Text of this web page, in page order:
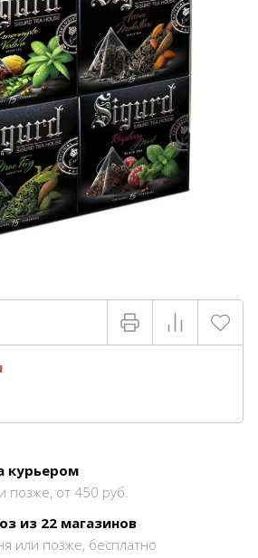
курьером
позже, от 450 руб.
из 22 магазинов
или позже, бесплатно